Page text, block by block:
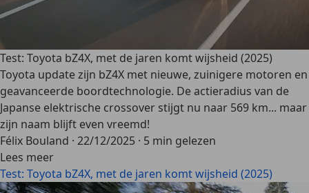
Test: Toyota bZ4X, met de jaren komt wijsheid (2025)
Toyota update zijn bZ4X met nieuwe, zuinigere motoren en
geavanceerde boordtechnologie. De actieradius van de
Japanse elektrische crossover stijgt nu naar 569 km... maar
zijn naam blijft even vreemd!
Félix Bouland · 22/12/2025 · 5 min gelezen
Lees meer
Test: Toyota bZ4X, met de jaren komt wijsheid (2025)